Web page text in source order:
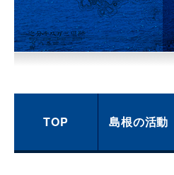
TOP 島根の活動